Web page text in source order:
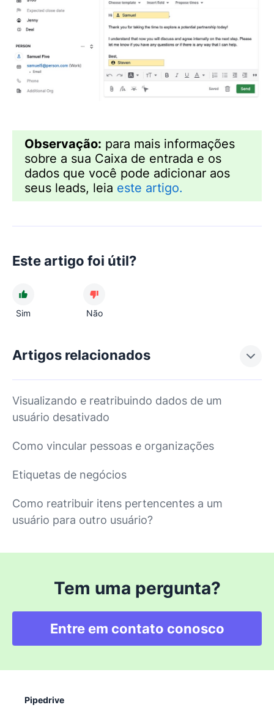
Observação: para mais informações
sobre a sua Caixa de entrada e os
dados que você pode adicionar aos
seus leads, leia este artigo.
Este artigo foi útil?
Sim Não
Artigos relacionados
Visualizando e reatribuindo dados de um
usuário desativado
Como vincular pessoas e organizações
Etiquetas de negócios
Como reatribuir itens pertencentes a um
usuário para outro usuário?
Tem uma pergunta?
Entre em contato conosco
Pipedrive